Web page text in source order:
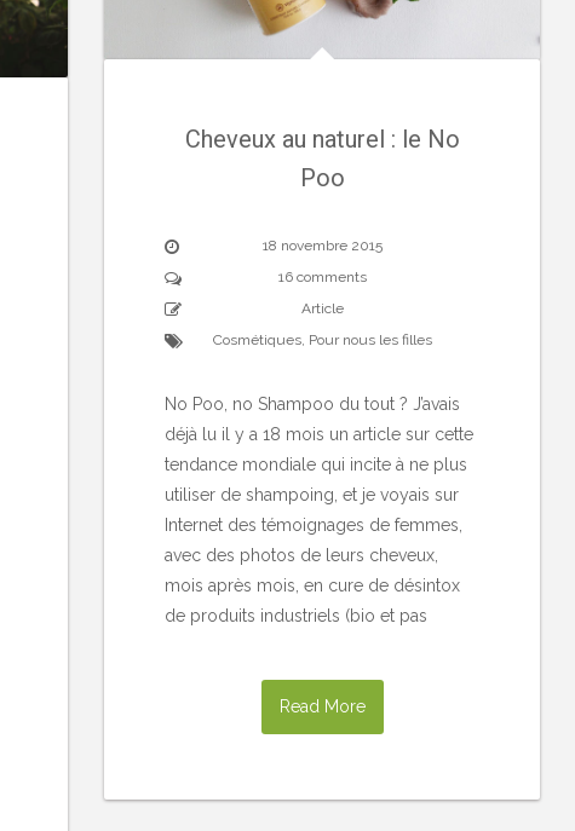
Cheveux au naturel : le No
Poo
18 novembre 2015
16 comments
Article
Cosmétiques, Pour nous les filles
No Poo, no Shampoo du tout ? J’avais
déjà lu il y a 18 mois un article sur cette
tendance mondiale qui incite à ne plus
utiliser de shampoing, et je voyais sur
Internet des témoignages de femmes,
avec des photos de leurs cheveux,
mois après mois, en cure de désintox
de produits industriels (bio et pas
Read More